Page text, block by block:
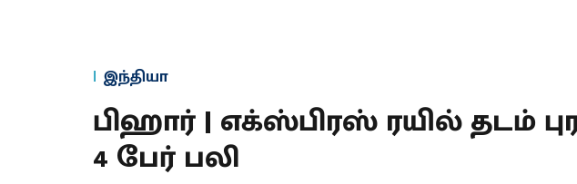
இந்தியா
பிஹார் | எக்ஸ்பிரஸ் ரயில் தடம்
4 பேர் பலி